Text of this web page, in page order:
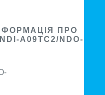
ПРО
A09TC2/NDO-